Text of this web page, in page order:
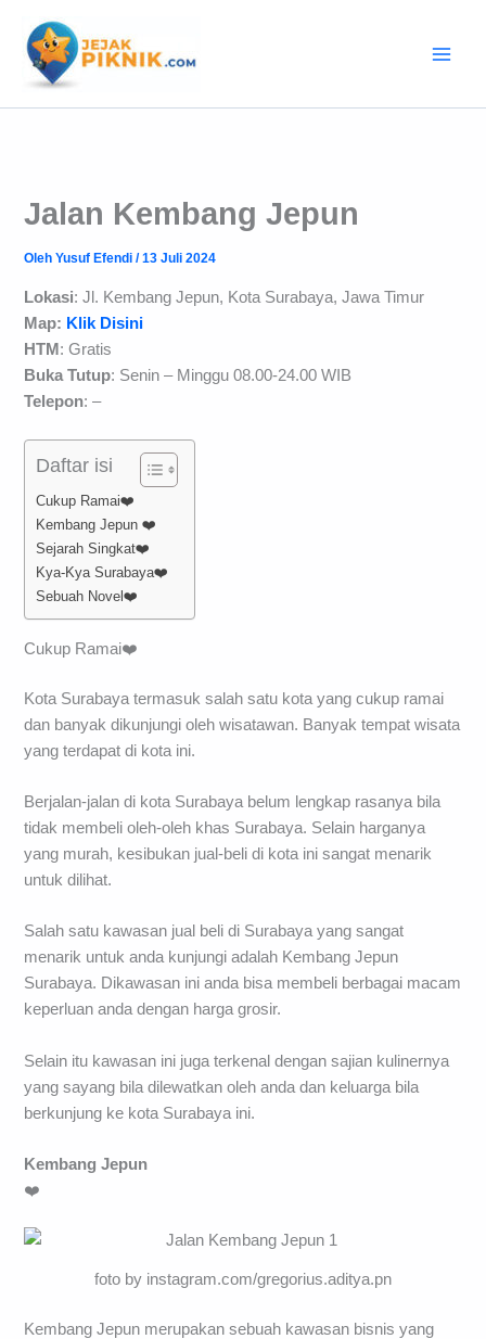
konten
Jalan Kembang Jepun
OlehYusuf Efendi/13 Juli 2024
Lokasi: Jl. Kembang Jepun, Kota Surabaya, Jawa Timur
Map: Klik Disini
HTM : Gratis
Buka Tutup: Senin – Minggu 08.00-24.00 WIB
Telepon: –
Daftar isi
Cukup Ramai❤️
Kembang Jepun ❤️
Sejarah Singkat❤️
Kya-Kya Surabaya❤️
Sebuah Novel❤️
Cukup Ramai❤️
Kota Surabaya termasuk salah satu kota yang cukup ramai
dan banyak dikunjungi oleh wisatawan. Banyak tempat wisata
yang terdapat di kota ini.
Berjalan-jalan di kota Surabaya belum lengkap rasanya bila
tidak membeli oleh-oleh khas Surabaya. Selain harganya
yang murah, kesibukan jual-beli di kota ini sangat menarik
untuk dilihat.
Salah satu kawasan jual beli di Surabaya yang sangat
menarik untuk anda kunjungi adalah Kembang Jepun
Surabaya. Dikawasan ini anda bisa membeli berbagai macam
keperluan anda dengan harga grosir.
Selain itu kawasan ini juga terkenal dengan sajian kulinernya
yang sayang bila dilewatkan oleh anda dan keluarga bila
berkunjung ke kota Surabaya ini.
Kembang Jepun
❤️
foto by instagram.com/gregorius.aditya.pn
Kembang Jepun merupakan sebuah kawasan bisnis yang